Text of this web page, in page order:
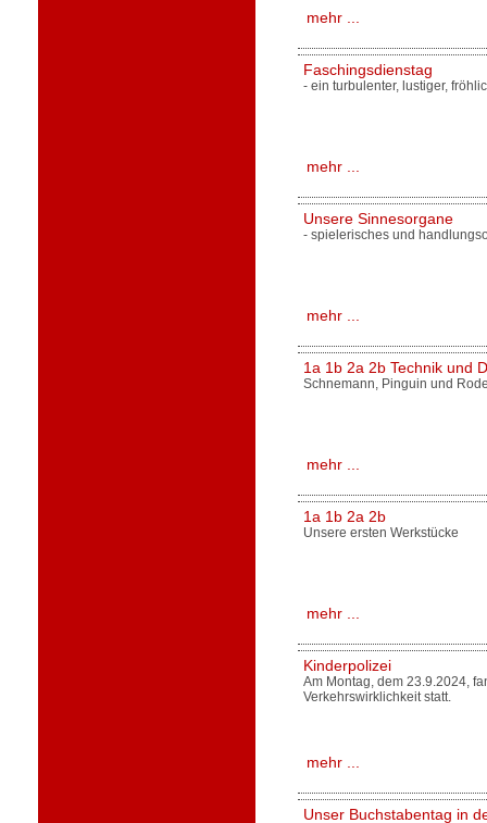
mehr ...
Faschingsdienstag
- ein turbulenter, lustiger,
mehr ...
Unsere Sinnesorgane
- spielerisches und
mehr ...
1a 1b 2a 2b Technik und
Schnemann, Pinguin und
mehr ...
1a 1b 2a 2b
Unsere ersten Werkstücke
mehr ...
Kinderpolizei
Am Montag, dem 23.9.2024,
Verkehrswirklichkeit statt.
mehr ...
Unser Buchstabentag in